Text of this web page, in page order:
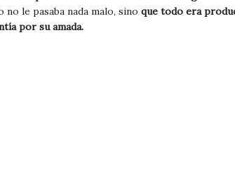
no le pasaba nada malo, sino que todo era
por su amada.